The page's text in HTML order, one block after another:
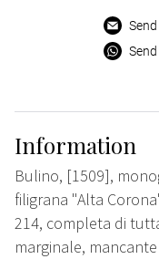
Information
Bulino, [1509],
filigrana "Alta
214, completa di
marginale,